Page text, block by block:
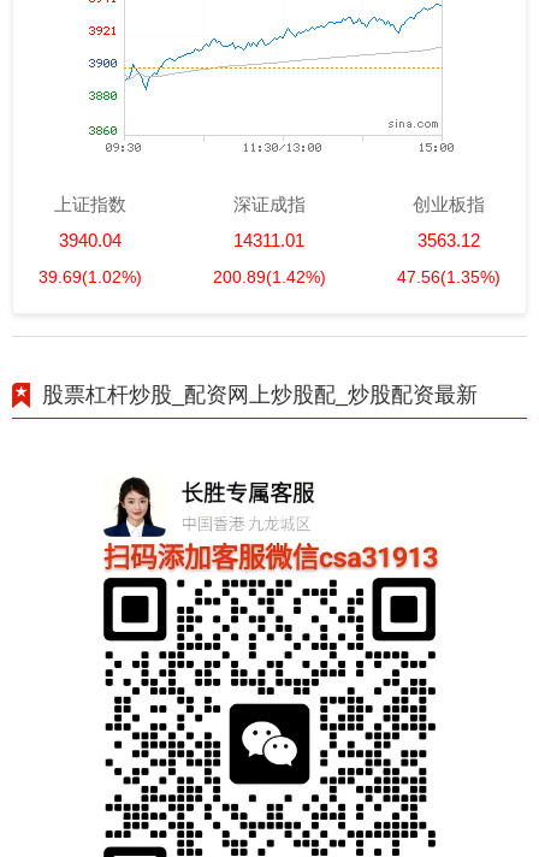
上证指数
3940.04
39.69(1.02%)
深证成指
14311.01
200.89(1.42%)
创业板指
3563.12
47.56(1.35%)
股票杠杆炒股_配资网上炒股配_炒股配资最新